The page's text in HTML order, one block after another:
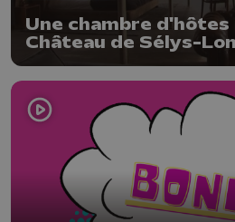
Une chambre
Château de Sélys-